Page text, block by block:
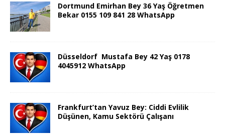
Dortmund Emirhan Bey 36 Yaş Öğretmen
Bekar 0155 109 841 28 WhatsApp
Düsseldorf Mustafa Bey 42 Yaş 0178
4045912 WhatsApp
Frankfurt’tan Yavuz Bey: Ciddi Evlilik
Düşünen, Kamu Sektörü Çalışanı